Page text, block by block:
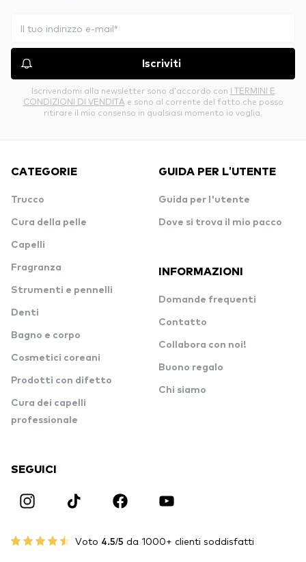
Iscriviti
Iscrivendomi alla newsletter sono d’accordo con I TERMINI E
CONDIZIONI DI VENDITA e sono al corrente del fatto che posso
ritirare il mio consenso in qualsiasi momento io voglia.
CATEGORIE
Trucco
Cura della pelle
Capelli
Fragranza
Strumenti e pennelli
Denti
Bagno e corpo
Cosmetici coreani
Prodotti con difetto
Cura dei capelli
professionale
GUIDA PER L'UTENTE
Guida per l'utente
Dove si trova il mio pacco
INFORMAZIONI
Domande frequenti
Contatto
Collabora con noi!
Buono regalo
Chi siamo
SEGUICI
Voto 4.5/5 da 1000+ clienti soddisfatti